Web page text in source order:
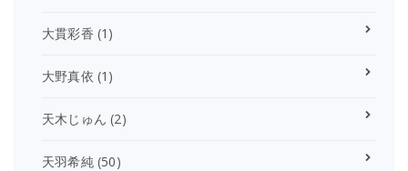
大貫彩香 (1)
大野真依 (1)
天木じゅん (2)
天羽希純(50)